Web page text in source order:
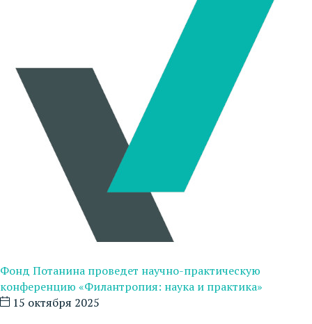
Фонд Потанина проведет научно-практическую
конференцию «Филантропия: наука и практика»
15 октября 2025